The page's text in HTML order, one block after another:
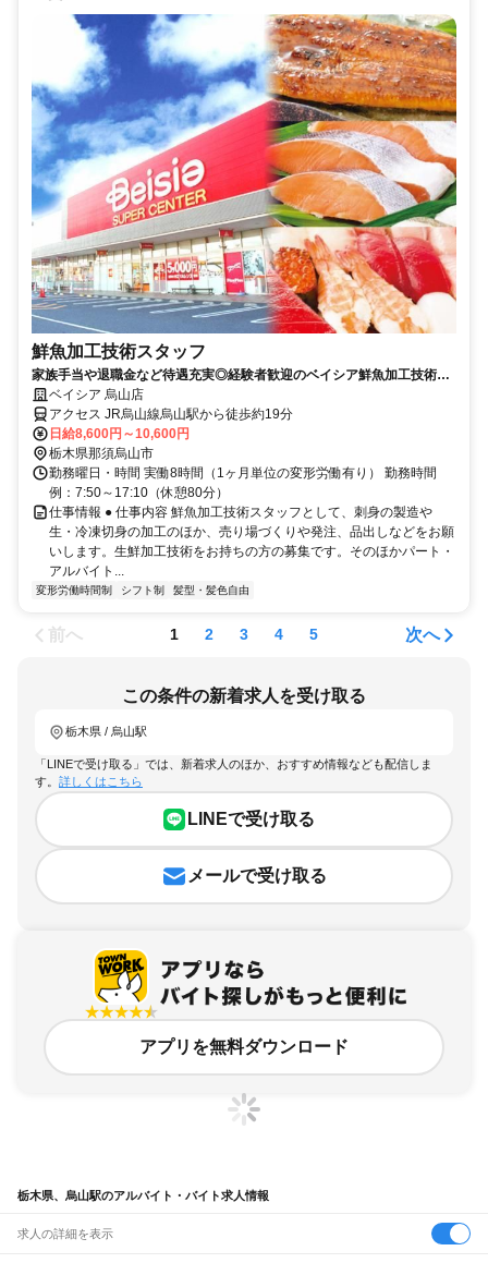
鮮魚加工技術スタッフ
家族手当や退職金など待遇充実◎経験者歓迎のベイシア鮮魚加工技術ス
タッフ（店舗専任社員）求人
ベイシア 烏山店
アクセス JR烏山線烏山駅から徒歩約19分
日給8,600円～10,600円
栃木県那須烏山市
勤務曜日・時間 実働8時間（1ヶ月単位の変形労働有り） 勤務時間
例：7:50～17:10（休憩80分）
仕事情報 ● 仕事内容 鮮魚加工技術スタッフとして、刺身の製造や
生・冷凍切身の加工のほか、売り場づくりや発注、品出しなどをお願
いします。生鮮加工技術をお持ちの方の募集です。そのほかパート・
アルバイト...
変形労働時間制 シフト制 髪型・髪色自由
前へ 1 2 3 4 5 次へ
この条件の新着求人を受け取る
栃木県 / 烏山駅
「LINEで受け取る」では、新着求人のほか、おすすめ情報なども配信しま
す。 詳しくはこちら
LINEで受け取る
メールで受け取る
アプリを無料ダウンロード
栃木県、烏山駅のアルバイト・バイト求人情報
求人の詳細を表示